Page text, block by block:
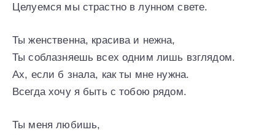
Целуемся мы страстно в лунном свете.
Ты женственна, красива и нежна,
Ты соблазняешь всех одним лишь взглядом.
Ах, если б знала, как ты мне нужна.
Всегда хочу я быть с тобою рядом.
Ты меня любишь,